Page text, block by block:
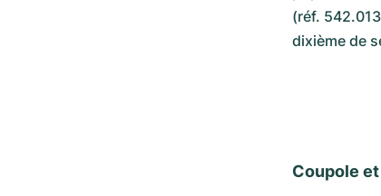
(réf.
dixième de
Coupole